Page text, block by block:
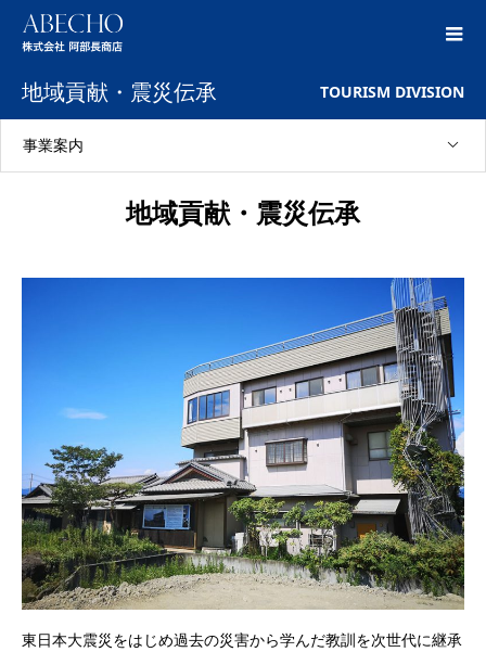
地域貢献・震災伝承 TOURISM DIVISION
事業案内
地域貢献・震災伝承
東日本大震災をはじめ過去の災害から学んだ教訓を次世代に継承